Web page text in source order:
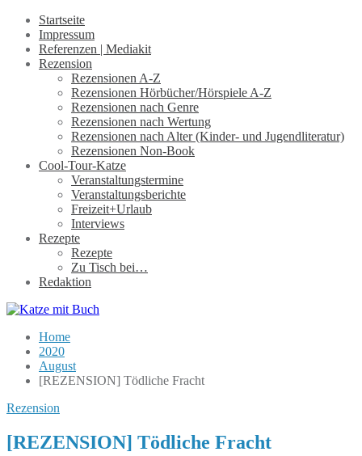
Startseite
Impressum
Referenzen | Mediakit
Rezension
Rezensionen A-Z
Rezensionen Hörbücher/Hörspiele A-Z
Rezensionen nach Genre
Rezensionen nach Wertung
Rezensionen nach Alter (Kinder- und Jugendliteratur)
Rezensionen Non-Book
Cool-Tour-Katze
Veranstaltungstermine
Veranstaltungsberichte
Freizeit+Urlaub
Interviews
Rezepte
Rezepte
Zu Tisch bei…
Redaktion
Home
2020
August
[REZENSION] Tödliche Fracht
Rezension
[REZENSION] Tödliche Fracht